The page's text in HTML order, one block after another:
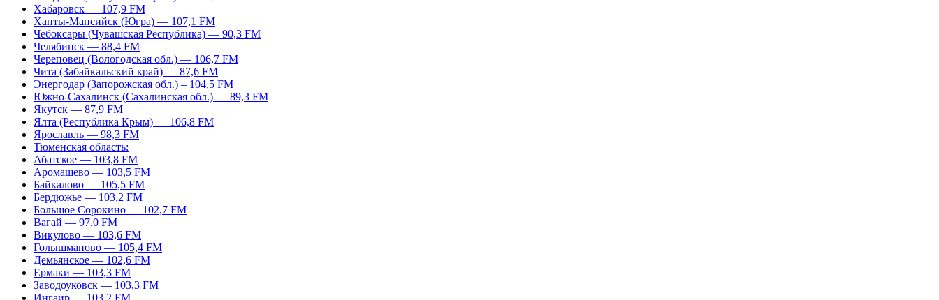
Хабаровск — 107,9 FM
Ханты-Мансийск (Югра) — 107,1 FM
Чебоксары (Чувашская Республика) — 90,3 FM
Челябинск — 88,4 FM
Череповец (Вологодская обл.) — 106,7 FM
Чита (Забайкальский край) — 87,6 FM
Энергодар (Запорожская обл.) – 104,5 FM
Южно-Сахалинск (Сахалинская обл.) — 89,3 FM
Якутск — 87,9 FM
Ялта (Республика Крым) — 106,8 FM
Ярославль — 98,3 FM
Тюменская область:
Абатское — 103,8 FM
Аромашево — 103,5 FM
Байкалово — 105,5 FM
Бердюжье — 103,2 FM
Большое Сорокино — 102,7 FM
Вагай — 97,0 FM
Викулово — 103,6 FM
Голышманово — 105,4 FM
Демьянское — 102,6 FM
Ермаки — 103,3 FM
Заводоуковск — 103,3 FM
Ингаир — 103,2 FM